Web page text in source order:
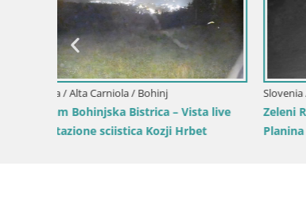
Slovenia / Alta Carniola / Kranjska Gora
Gozd Martuljek – gruppo montuoso Špik